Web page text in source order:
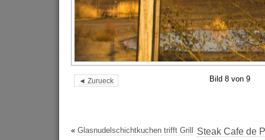
◄ Zurueck Bild 8 von 9
« Glasnudelschichtkuchen trifft Grill Steak Cafe de